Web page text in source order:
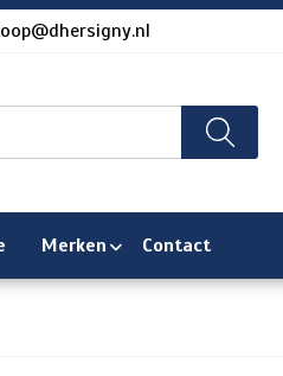
Merken Contact